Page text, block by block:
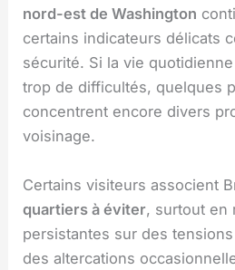
nord-est de Washington
certains indicateurs délicats
sécurité. Si la vie
trop de difficultés, quelques
concentrent encore divers
voisinage.
Certains visiteurs associent
quartiers à éviter, surtout en
persistantes sur des
des altercations